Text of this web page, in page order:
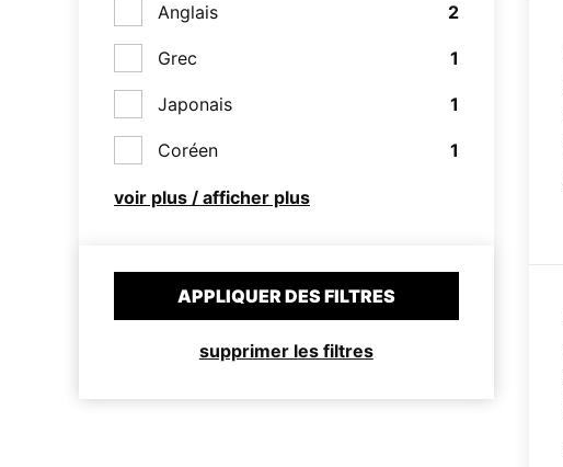
Anglais 2
Grec 1
Japonais 1
Coréen 1
voir plus / afficher plus
APPLIQUER DES FILTRES
supprimer les filtres